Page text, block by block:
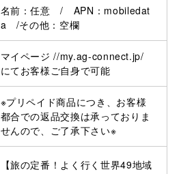
名前：任意 / APN：mobiledat
a /その他：空欄
マイページ //my.ag-connect.jp/
にてお客様ご自身で可能
※プリペイド商品につき、お客様
都合での返品交換は承っておりま
せんので、ご了承下さい※
【旅の定番！よく行く世界49地域